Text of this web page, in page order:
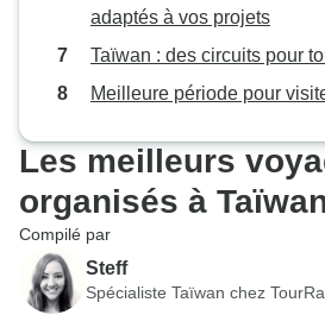
adaptés à vos projets
Taïwan : des circuits pour
Meilleure période pour
Les meilleurs
organisés à
Compilé par
Steff
Spécialiste Taïwan chez